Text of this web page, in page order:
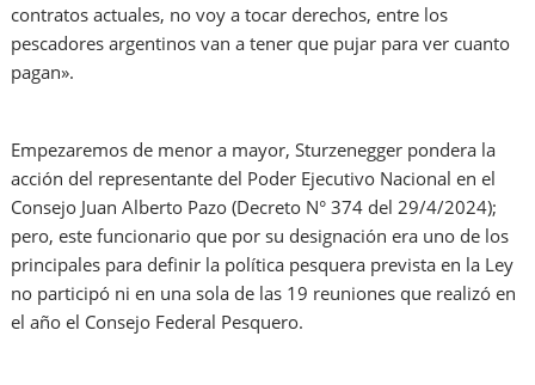
contratos actuales, no voy a tocar derechos, entre los
pescadores argentinos van a tener que pujar para ver cuanto
pagan».
Empezaremos de menor a mayor, Sturzenegger pondera la
acción del representante del Poder Ejecutivo Nacional en el
Consejo Juan Alberto Pazo (Decreto N° 374 del 29/4/2024);
pero, este funcionario que por su designación era uno de los
principales para definir la política pesquera prevista en la Ley
no participó ni en una sola de las 19 reuniones que realizó en
el año el Consejo Federal Pesquero.